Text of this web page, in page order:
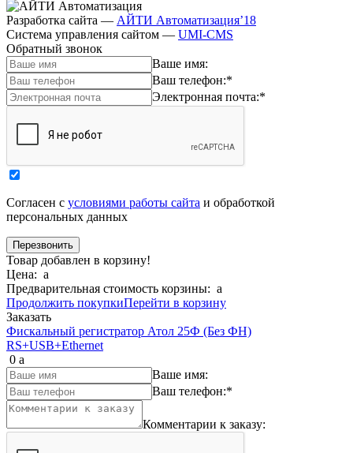
Разработка сайта — АЙТИ Автоматизация’18
Система управления сайтом — UMI-CMS
Обратный звонок
Ваше имя:
Ваш телефон:*
Электронная почта:*
Согласен с условиями работы сайта и обработкой
персональных данных
Товар добавлен в корзину!
Цена: a
Предварительная стоимость корзины: a
Продолжить покупкиПерейти в корзину
Заказать
Фискальный регистратор Атол 25Ф (Без ФН)
RS+USB+Ethernet
0 a
Ваше имя:
Ваш телефон:*
Комментарии к заказу: